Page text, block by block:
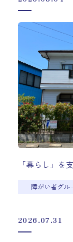
「暮らし」を
障がい者グル
2026.07.31